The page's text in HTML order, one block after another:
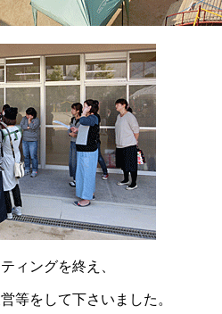
ィングを終え、
等をして下さいました。